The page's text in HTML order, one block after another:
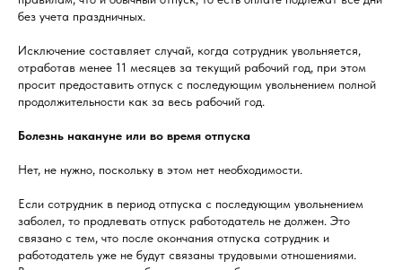
без учета праздничных.
Исключение составляет случай, когда сотрудник увольняется,
отработав менее 11 месяцев за текущий рабочий год, при этом
просит предоставить отпуск с последующим увольнением полной
продолжительности как за весь рабочий год.
Болезнь накануне или во время отпуска
Нет, не нужно, поскольку в этом нет необходимости.
Если сотрудник в период отпуска с последующим увольнением
заболел, то продлевать отпуск работодатель не должен. Это
связано с тем, что после окончания отпуска сотрудник и
работодатель уже не будут связаны трудовыми отношениями.